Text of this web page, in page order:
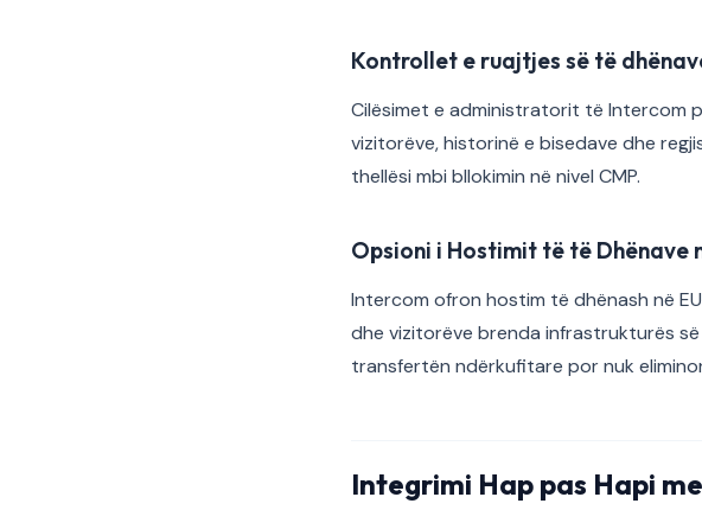
Kontrollet e ruajtjes së të
Cilësimet e administratorit të Intercom
vizitorëve, historinë e bisedave dhe
thellësi mbi bllokimin në nivel CMP.
Opsioni i Hostimit të të Dhënave
Intercom ofron hostim të dhënash në
dhe vizitorëve brenda infrastrukturës
transfertën ndërkufitare por nuk
Integrimi Hap pas Hapi